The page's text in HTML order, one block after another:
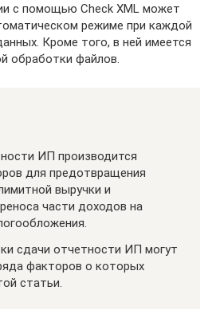
с помощью Check XML может
режиме при каждой
Кроме того, в ней имеется
обработки файлов.
ИП производится
для предотвращения
выручки и
части доходов на
сдачи отчетности ИП могут
факторов о которых
статьи.